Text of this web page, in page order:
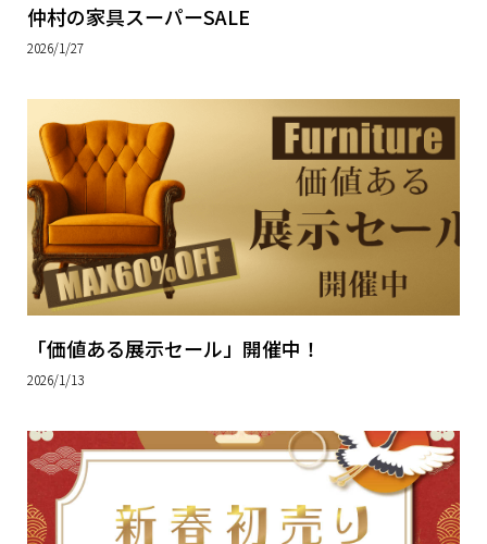
仲村の家具スーパーSALE
2026/1/27
「価値ある展示セール」開催中！
2026/1/13